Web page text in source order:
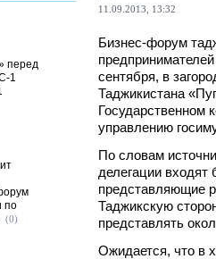
11.09.2013, 13:32
Бизнес-форум
предпринимателей
сентября, в
Таджикистана
Государственном
управлению
По словам
делегации входят
представляющие
Таджикскую
представлять
Ожидается, что в
перед
1
по
(0)